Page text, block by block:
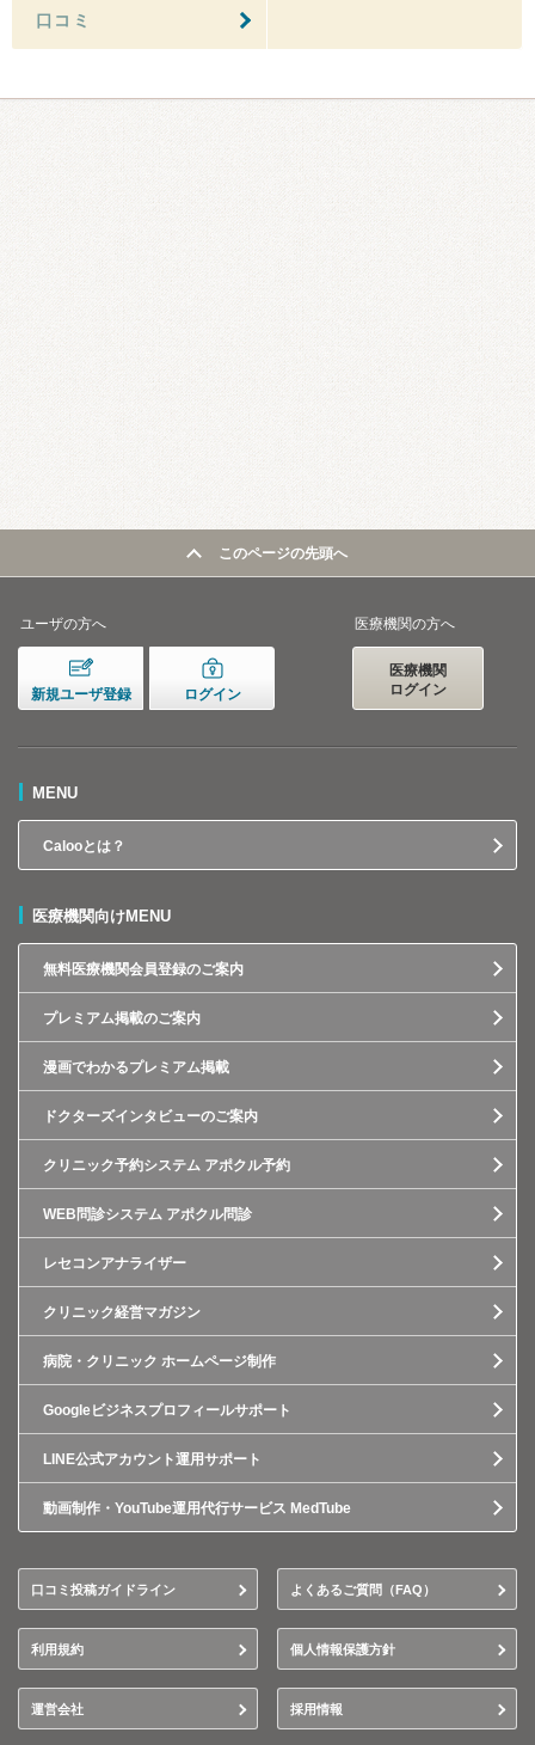
口コミ
このページの先頭へ
ユーザの方へ
新規ユーザ登録 ログイン
医療機関の方へ
医療機関
ログイン
MENU
Calooとは？
医療機関向けMENU
無料医療機関会員登録のご案内
プレミアム掲載のご案内
漫画でわかるプレミアム掲載
ドクターズインタビューのご案内
クリニック予約システム アポクル予約
WEB問診システム アポクル問診
レセコンアナライザー
クリニック経営マガジン
病院・クリニック ホームページ制作
Googleビジネスプロフィールサポート
LINE公式アカウント運用サポート
動画制作・YouTube運用代行サービス MedTube
口コミ投稿ガイドライン よくあるご質問（FAQ）
利用規約 個人情報保護方針
運営会社 採用情報